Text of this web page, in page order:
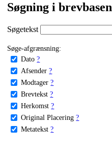
Søgning i brevbasen
Søgetekst
Søge-afgrænsning:
Dato ?
Afsender ?
Modtager ?
Brevtekst ?
Herkomst ?
Original Placering ?
Metatekst ?